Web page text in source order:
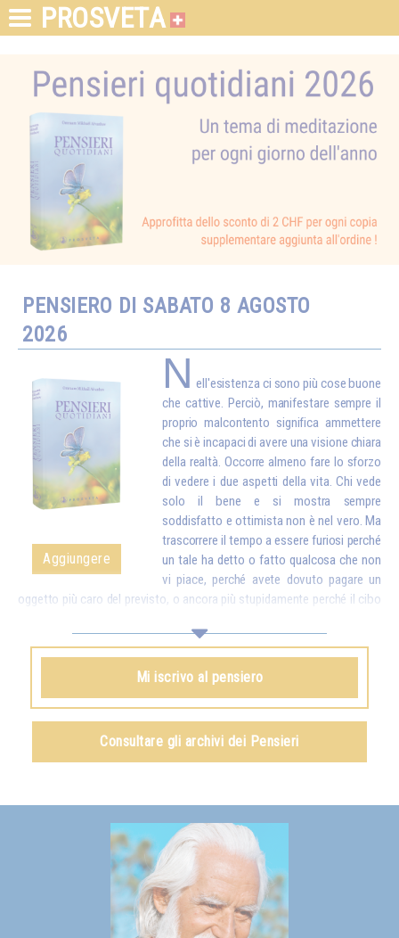
PROSVETA
PENSIERO DI SABATO 8 AGOSTO
2026
Aggiungere
N ell'esistenza ci sono più cose buone
che cattive. Perciò, manifestare sempre il
proprio malcontento significa ammettere
che si è incapaci di avere una visione chiara
della realtà. Occorre almeno fare lo sforzo
di vedere i due aspetti della vita. Chi vede
solo il bene e si mostra sempre
soddisfatto e ottimista non è nel vero. Ma
trascorrere il tempo a essere furiosi perché
un tale ha detto o fatto qualcosa che non
vi piace, perché avete dovuto pagare un
oggetto più caro del previsto, o ancora più stupidamente perché il cibo
questi piccoli inconvenienti come se fossero delle catastrofi, ebbene,
ciò finisce per rendervi stupidi. Mettete dunque a confronto quei
dettagli con tutte le ricchezze che la vita vi dà. Quando vi accorgerete
che, per delle piccole contrarietà, siete pronti a dimenticare quante cose
e di tutti quelli che vi stanno intorno, proverete vergogna…*
Omraam Mikhaël Aïvanhov
Vedi ancheIl sorriso del saggio, capitolo I
Mi iscrivo al pensiero
Consultare gli archivi dei Pensieri